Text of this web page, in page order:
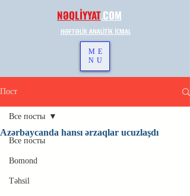
NƏQLİYYAT.COM
HƏFTƏLİK ANALİTİK İCMAL
ME
NU
Пост
Все посты
Bomond
Təhsil
Все посты
Azərbaycanda hansı ərzaqlar ucuzlaşdı